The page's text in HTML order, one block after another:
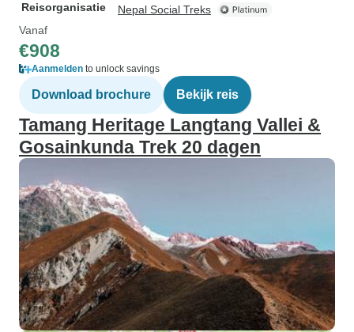
Reisorganisatie
Nepal Social Treks
Vanaf
€908
Aanmelden to unlock savings
Download brochure Bekijk reis
Tamang Heritage Langtang Vallei &
Gosainkunda Trek 20 dagen